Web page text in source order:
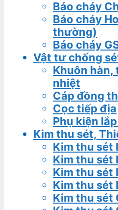
Báo cháy
Báo cháy
thường)
Báo cháy
Vật tư chống
Khuôn hàn,
nhiệt
Cáp đồng
Cọc tiếp địa
Phụ kiện
Kim thu sét,
Kim thu sét
Kim thu sét
Kim thu sét
Kim thu sét
Kim thu sét